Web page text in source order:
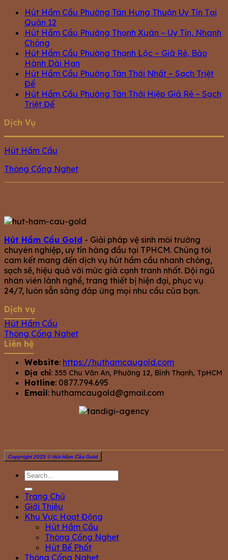
Hút Hầm Cầu Phường Tân Hưng Thuận Uy Tín Tại
Quận 12
Hút Hầm Cầu Phường Thạnh Xuân – Uy Tín, Nhanh
Chóng
Hút Hầm Cầu Phường Thạnh Lộc – Giá Rẻ, Bảo
Hành Dài Hạn
Hút Hầm Cầu Phường Tân Thới Nhất – Sạch Triệt
Để
Hút Hầm Cầu Phường Tân Thới Hiệp Giá Rẻ – Sạch
Triệt Để
Dịch Vụ
Hút Hầm Cầu
Thông Cống Nghẹt
Hút Hầm Cầu Gold - Giải pháp vệ sinh môi trường
chuyên nghiệp, uy tín hàng đầu tại TPHCM. Chúng tôi
cam kết mang đến dịch vụ hút hầm cầu nhanh chóng,
sạch sẽ, hiệu quả với mức giá cạnh tranh nhất. Đội ngũ
nhân viên lành nghề, trang thiết bị hiện đại, phục vụ
24/7, luôn sẵn sàng đáp ứng mọi nhu cầu của bạn.
Dịch vụ
Hút Hầm Cầu
Thông Cống Nghẹt
Liên hệ
Website: https://huthamcaugold.com
Địa chỉ: 355 Chu Văn An, Phường 12, Bình Thạnh, TpHCM
Hotline: 0877.794.695
Email: huthamcaugold@gmail.com
Copyright 2025 © Hút Hầm Cầu Gold
Trang Chủ
Giới Thiệu
Khu Vực Hoạt Động
Hút Hầm Cầu
Thông Cống Nghẹt
Hút Bể Phốt
Thông Cống Nghẹt